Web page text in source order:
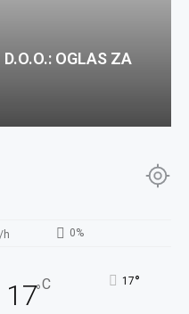
h 0%
17°C 17°
OGLAS ZA